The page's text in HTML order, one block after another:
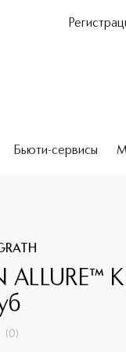
Бьюти-сервисы
ALLURE™
(0)